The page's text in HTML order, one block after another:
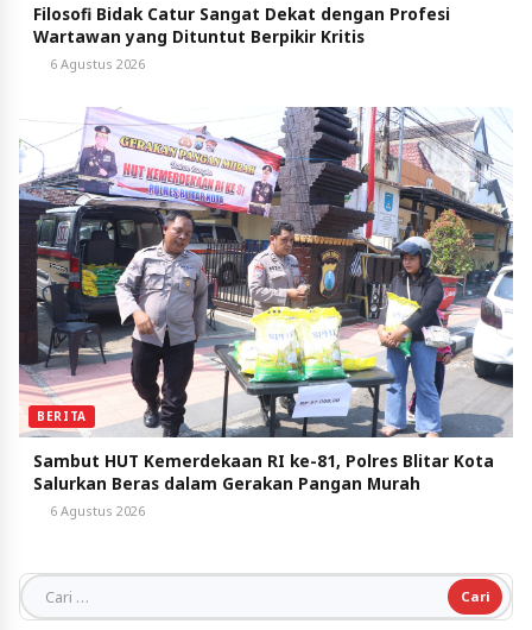
Filosofi Bidak Catur Sangat Dekat dengan Profesi
Wartawan yang Dituntut Berpikir Kritis
6 Agustus 2026
BERITA
Sambut HUT Kemerdekaan RI ke-81, Polres Blitar Kota
Salurkan Beras dalam Gerakan Pangan Murah
6 Agustus 2026
Cari untuk: